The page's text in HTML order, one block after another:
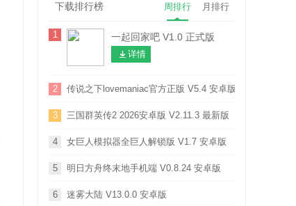
下载排行榜 周排行 月排行
1 一起回家吧 V1.0 正式版
详情
2 传说之下lovemaniac官方正版 V5.4 安卓版
3 三国群英传2 2026安卓版 V2.11.3 最新版
4 女巨人模拟器全巨人解锁版 V1.7 安卓版
5 明日方舟终末地手机端 V0.8.24 安卓版
6 迷雾大陆 V13.0.0 安卓版